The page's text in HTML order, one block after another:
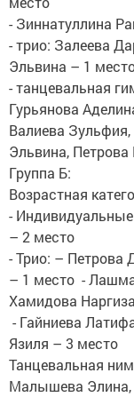
- Зиннатуллина
- трио: Залеева
Эльвина – 1
- танцевальная
Гурьянова
Валиева
Эльвина,
Группа Б:​
Возрастная
-
– 2 место
- Трио: – Петрова
– 1 место ​​ ​​​-
Хамидова
- Гайниева
Язиля – 3 место
Танцевальная
Малышева Элина,